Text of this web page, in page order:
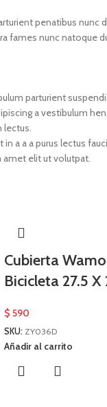
penatibus nunc
fames nunc natoque
parturient
a vestibulum
lectus.
a a a purus lectus
amet elit ut volutpat.
Cubierta
Bicicleta 27.5
$ 590
SKU: ZY036D
Añadir al carrito